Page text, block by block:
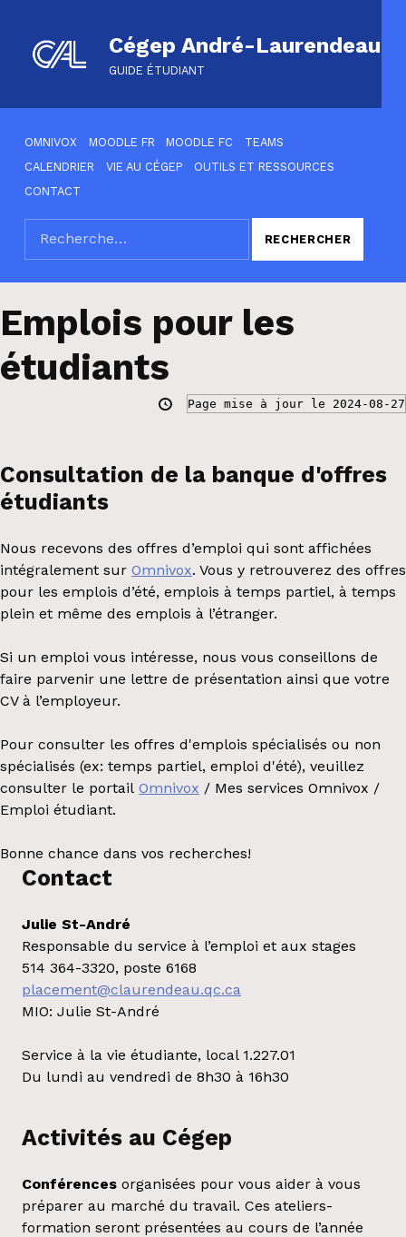
Cégep André-Laurendeau
GUIDE ÉTUDIANT
OMNIVOX
MOODLE FR MOODLE FC
TEAMS
CALENDRIER
VIE AU CÉGEP
OUTILS ET RESSOURCES
CONTACT
SEARCH THE SITE
Rechercher :
Emplois pour les
étudiants
Page mise à jour le 2024-08-27
Consultation de la banque d'offres
étudiants
Nous recevons des offres d’emploi qui sont affichées
intégralement sur Omnivox. Vous y retrouverez des offres
pour les emplois d’été, emplois à temps partiel, à temps
plein et même des emplois à l’étranger.
Si un emploi vous intéresse, nous vous conseillons de
faire parvenir une lettre de présentation ainsi que votre
CV à l’employeur.
Pour consulter les offres d'emplois spécialisés ou non
spécialisés (ex: temps partiel, emploi d'été), veuillez
consulter le portail Omnivox / Mes services Omnivox /
Emploi étudiant.
Bonne chance dans vos recherches!
Contact
Julie St-André
Responsable du service à l’emploi et aux stages
514 364-3320, poste 6168
placement@claurendeau.qc.ca
MIO: Julie St-André
Service à la vie étudiante, local 1.227.01
Du lundi au vendredi de 8h30 à 16h30
Activités au Cégep
Conférences organisées pour vous aider à vous
préparer au marché du travail. Ces ateliers-
formation seront présentées au cours de l’année